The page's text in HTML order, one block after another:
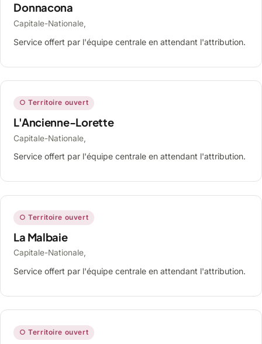
Donnacona
Capitale-Nationale,
Service offert par l'équipe centrale en attendant l'attribution.
○ Territoire ouvert
L'Ancienne-Lorette
Capitale-Nationale,
Service offert par l'équipe centrale en attendant l'attribution.
○ Territoire ouvert
La Malbaie
Capitale-Nationale,
Service offert par l'équipe centrale en attendant l'attribution.
○ Territoire ouvert